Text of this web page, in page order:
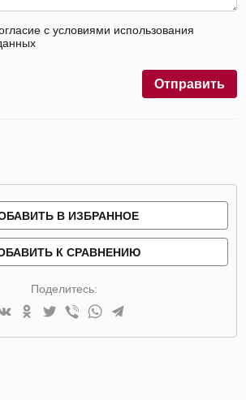
с условиями использования
Отправить
В ИЗБРАННОЕ
К СРАВНЕНИЮ
Поделитесь: